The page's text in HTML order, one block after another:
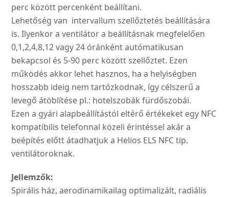
perc között percenként beállítani.
Lehetőség van intervallum szellőztetés beállítására
is. Ilyenkor a ventilátor a beállításnak megfelelően
0,1,2,4,8,12 vagy 24 óránként autómatikusan
bekapcsol és 5-90 perc között szellőztet. Ezen
működés akkor lehet hasznos, ha a helyiségben
hosszabb ideig nem tartózkodnak, így célszerű a
levegő átöblítése pl.: hotelszobák fürdőszobái.
Ezen a gyári alapbeállítástól eltérő értékeket egy NFC
kompatibilis telefonnal közeli érintéssel akár a
beépítés előtt átadhatjuk a Helios ELS NFC tip.
ventilátoroknak.
Jellemzők:
Spirális ház, aerodinamikailag optimalizált, radiális